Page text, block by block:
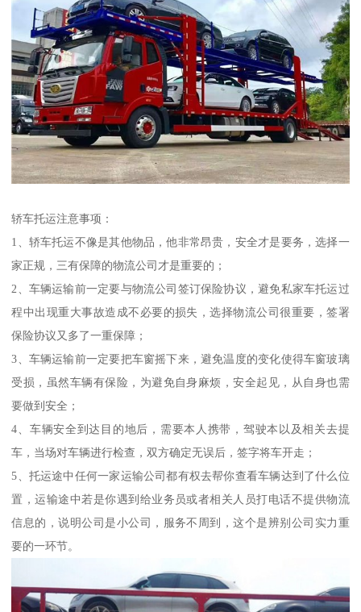
轿车托运注意事项：
1、轿车托运不像是其他物品，他非常昂贵，安全才是要务，选择一
家正规，三有保障的物流公司才是重要的；
2、车辆运输前一定要与物流公司签订保险协议，避免私家车托运过
程中出现重大事故造成不必要的损失，选择物流公司很重要，签署
保险协议又多了一重保障；
3、车辆运输前一定要把车窗摇下来，避免温度的变化使得车窗玻璃
受损，虽然车辆有保险，为避免自身麻烦，安全起见，从自身也需
要做到安全；
4、车辆安全到达目的地后，需要本人携带，驾驶本以及相关去提
车，当场对车辆进行检查，双方确定无误后，签字将车开走；
5、托运途中任何一家运输公司都有权去帮你查看车辆达到了什么位
置，运输途中若是你遇到给业务员或者相关人员打电话不提供物流
信息的，说明公司是小公司，服务不周到，这个是辨别公司实力重
要的一环节。